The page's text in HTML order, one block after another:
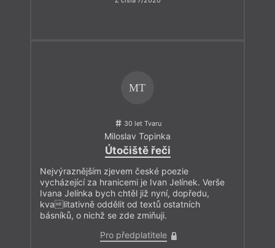
MT
30 let Tvaru
Miloslav Topinka
Útočiště řeči
Nejvýraznějším zjevem české poezie
vycházející za hranicemi je Ivan Jelínek. Verše
Ivana Jelínka bych chtěl již nyní, dopředu,
kvalitativně oddělit od textů ostatních
básníků, o nichž se zde zmiňuji.
Pro předplatitele